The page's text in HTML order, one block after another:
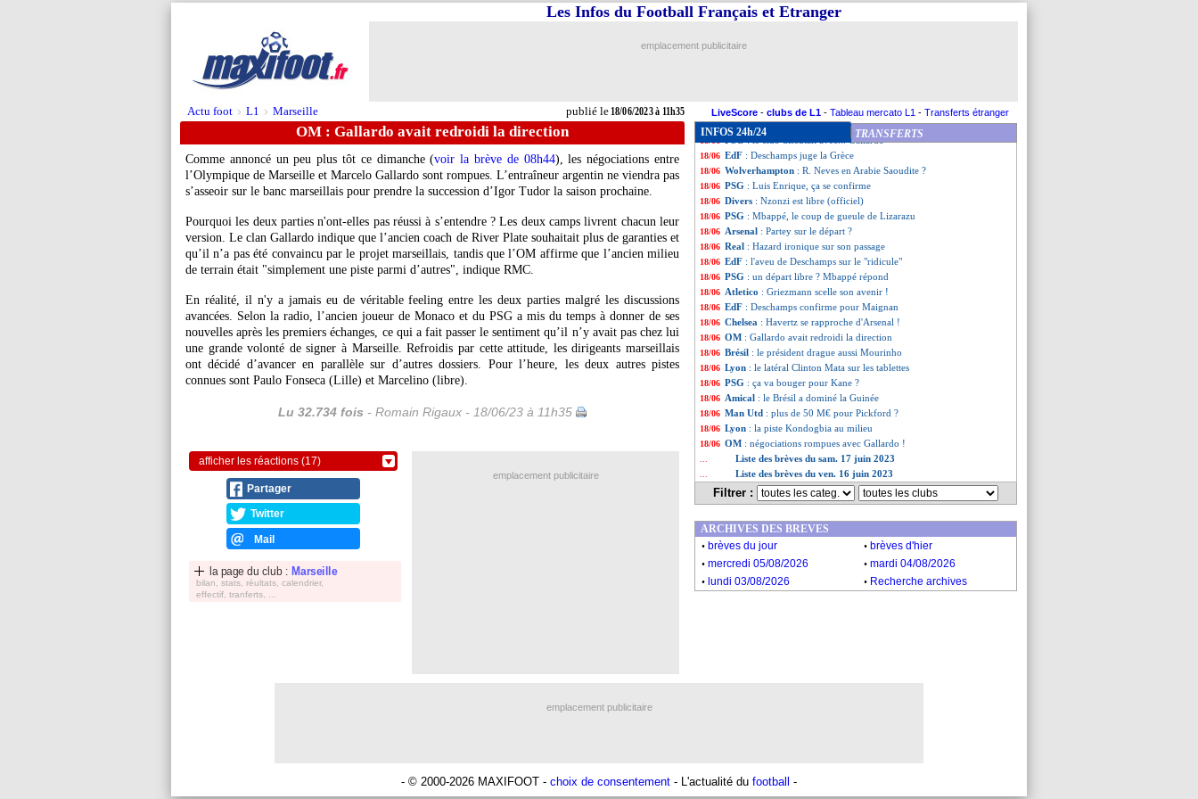
Actu foot > L1 > Marseille publié le18/06/2023 à 11h35
Les Infos du Football Français et Etranger
emplacement publicitaire
LiveScore - clubs de L1 - Tableau mercato L1 - Transferts étranger
OM : Gallardo avait redroidi la direction
Comme annoncé un peu plus tôt ce dimanche (voir la brève de 08h44), les négociations entre
l’Olympique de Marseille et Marcelo Gallardo sont rompues. L’entraîneur argentin ne viendra pas
s’asseoir sur le banc marseillais pour prendre la succession d’Igor Tudor la saison prochaine.
Pourquoi les deux parties n'ont-elles pas réussi à s’entendre ? Les deux camps livrent chacun leur
version. Le clan Gallardo indique que l’ancien coach de River Plate souhaitait plus de garanties et
qu’il n’a pas été convaincu par le projet marseillais, tandis que l’OM affirme que l’ancien milieu
de terrain était "simplement une piste parmi d’autres", indique RMC.
En réalité, il n'y a jamais eu de véritable feeling entre les deux parties malgré les discussions
avancées. Selon la radio, l’ancien joueur de Monaco et du PSG a mis du temps à donner de ses
nouvelles après les premiers échanges, ce qui a fait passer le sentiment qu’il n’y avait pas chez lui
une grande volonté de signer à Marseille. Refroidis par cette attitude, les dirigeants marseillais
ont décidé d’avancer en parallèle sur d’autres dossiers. Pour l’heure, les deux autres pistes
connues sont Paulo Fonseca (Lille) et Marcelino (libre).
Lu 32.734 fois - Romain Rigaux - 18/06/23 à 11h35
afficher les réactions (17)
Partager
Twitter
Mail
la page du club : Marseille
bilan, stats, réultats, calendrier,
effectif, tranferts, ...
INFOS 24h/24 TRANSFERTS
18/06 CAN: l'Algérie reçue 5 sur 5
18/06 OM: Tahirovic ne viendra pas
18/06 Lille: l'OM négocie avec Paulo Fonseca
18/06 Lazio: la Juve fonce sur Milinkovic-Savic
18/06 Brésil: accord avec Ancelotti pour 2024 ?
: le club discutait avec... Gallardo
18/06 EdF : Deschamps juge la Grèce
18/06 Wolverhampton : R. Neves en Arabie Saoudite ?
18/06 PSG : Luis Enrique, ça se confirme
18/06 Divers : Nzonzi est libre (officiel)
18/06 PSG : Mbappé, le coup de gueule de Lizarazu
18/06 Arsenal : Partey sur le départ ?
18/06 Real : Hazard ironique sur son passage
18/06 EdF : l'aveu de Deschamps sur le "ridicule"
18/06 PSG : un départ libre ? Mbappé répond
18/06 Atletico : Griezmann scelle son avenir !
18/06 EdF : Deschamps confirme pour Maignan
18/06 Chelsea : Havertz se rapproche d'Arsenal !
18/06 OM : Gallardo avait redroidi la direction
18/06 Brésil : le président drague aussi Mourinho
18/06 Lyon : le latéral Clinton Mata sur les tablettes
18/06 PSG : ça va bouger pour Kane ?
18/06 Amical : le Brésil a dominé la Guinée
18/06 Man Utd : plus de 50 M€ pour Pickford ?
18/06 Lyon : la piste Kondogbia au milieu
18/06 OM : négociations rompues avec Gallardo !
Liste des brèves du sam. 17 juin 2023
Liste des brèves du ven. 16 juin 2023
Filtrer :
emplacement publicitaire
ARCHIVES DES BREVES
. brèves du jour . brèves d'hier
. mercredi 05/08/2026 . mardi 04/08/2026
. lundi 03/08/2026 . Recherche archives
emplacement publicitaire
- © 2000-2026 MAXIFOOT - choix de consentement - L'actualité du football -